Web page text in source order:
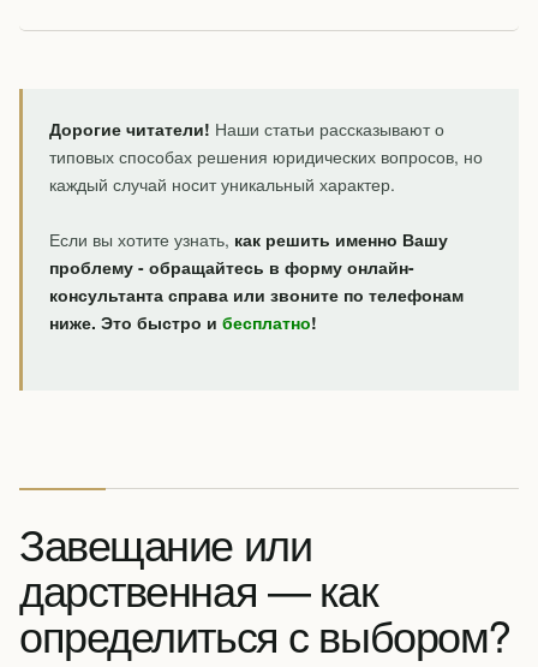
Дорогие читатели! Наши статьи рассказывают о
типовых способах решения юридических вопросов, но
каждый случай носит уникальный характер.
Если вы хотите узнать, как решить именно Вашу
проблему - обращайтесь в форму онлайн-
консультанта справа или звоните по телефонам
ниже. Это быстро и бесплатно!
Завещание или
дарственная — как
определиться с выбором?